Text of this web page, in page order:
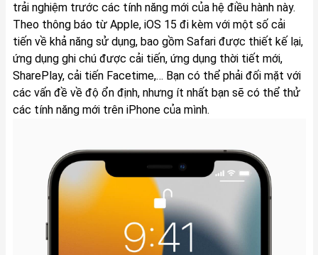
trải nghiệm trước các tính năng mới của hệ điều hành này.
Theo thông báo từ Apple, iOS 15 đi kèm với một số cải
tiến về khả năng sử dụng, bao gồm Safari được thiết kế lại,
ứng dụng ghi chú được cải tiến, ứng dụng thời tiết mới,
SharePlay, cải tiến Facetime,… Bạn có thể phải đối mặt với
các vấn đề về độ ổn định, nhưng ít nhất bạn sẽ có thể thử
các tính năng mới trên iPhone của mình.